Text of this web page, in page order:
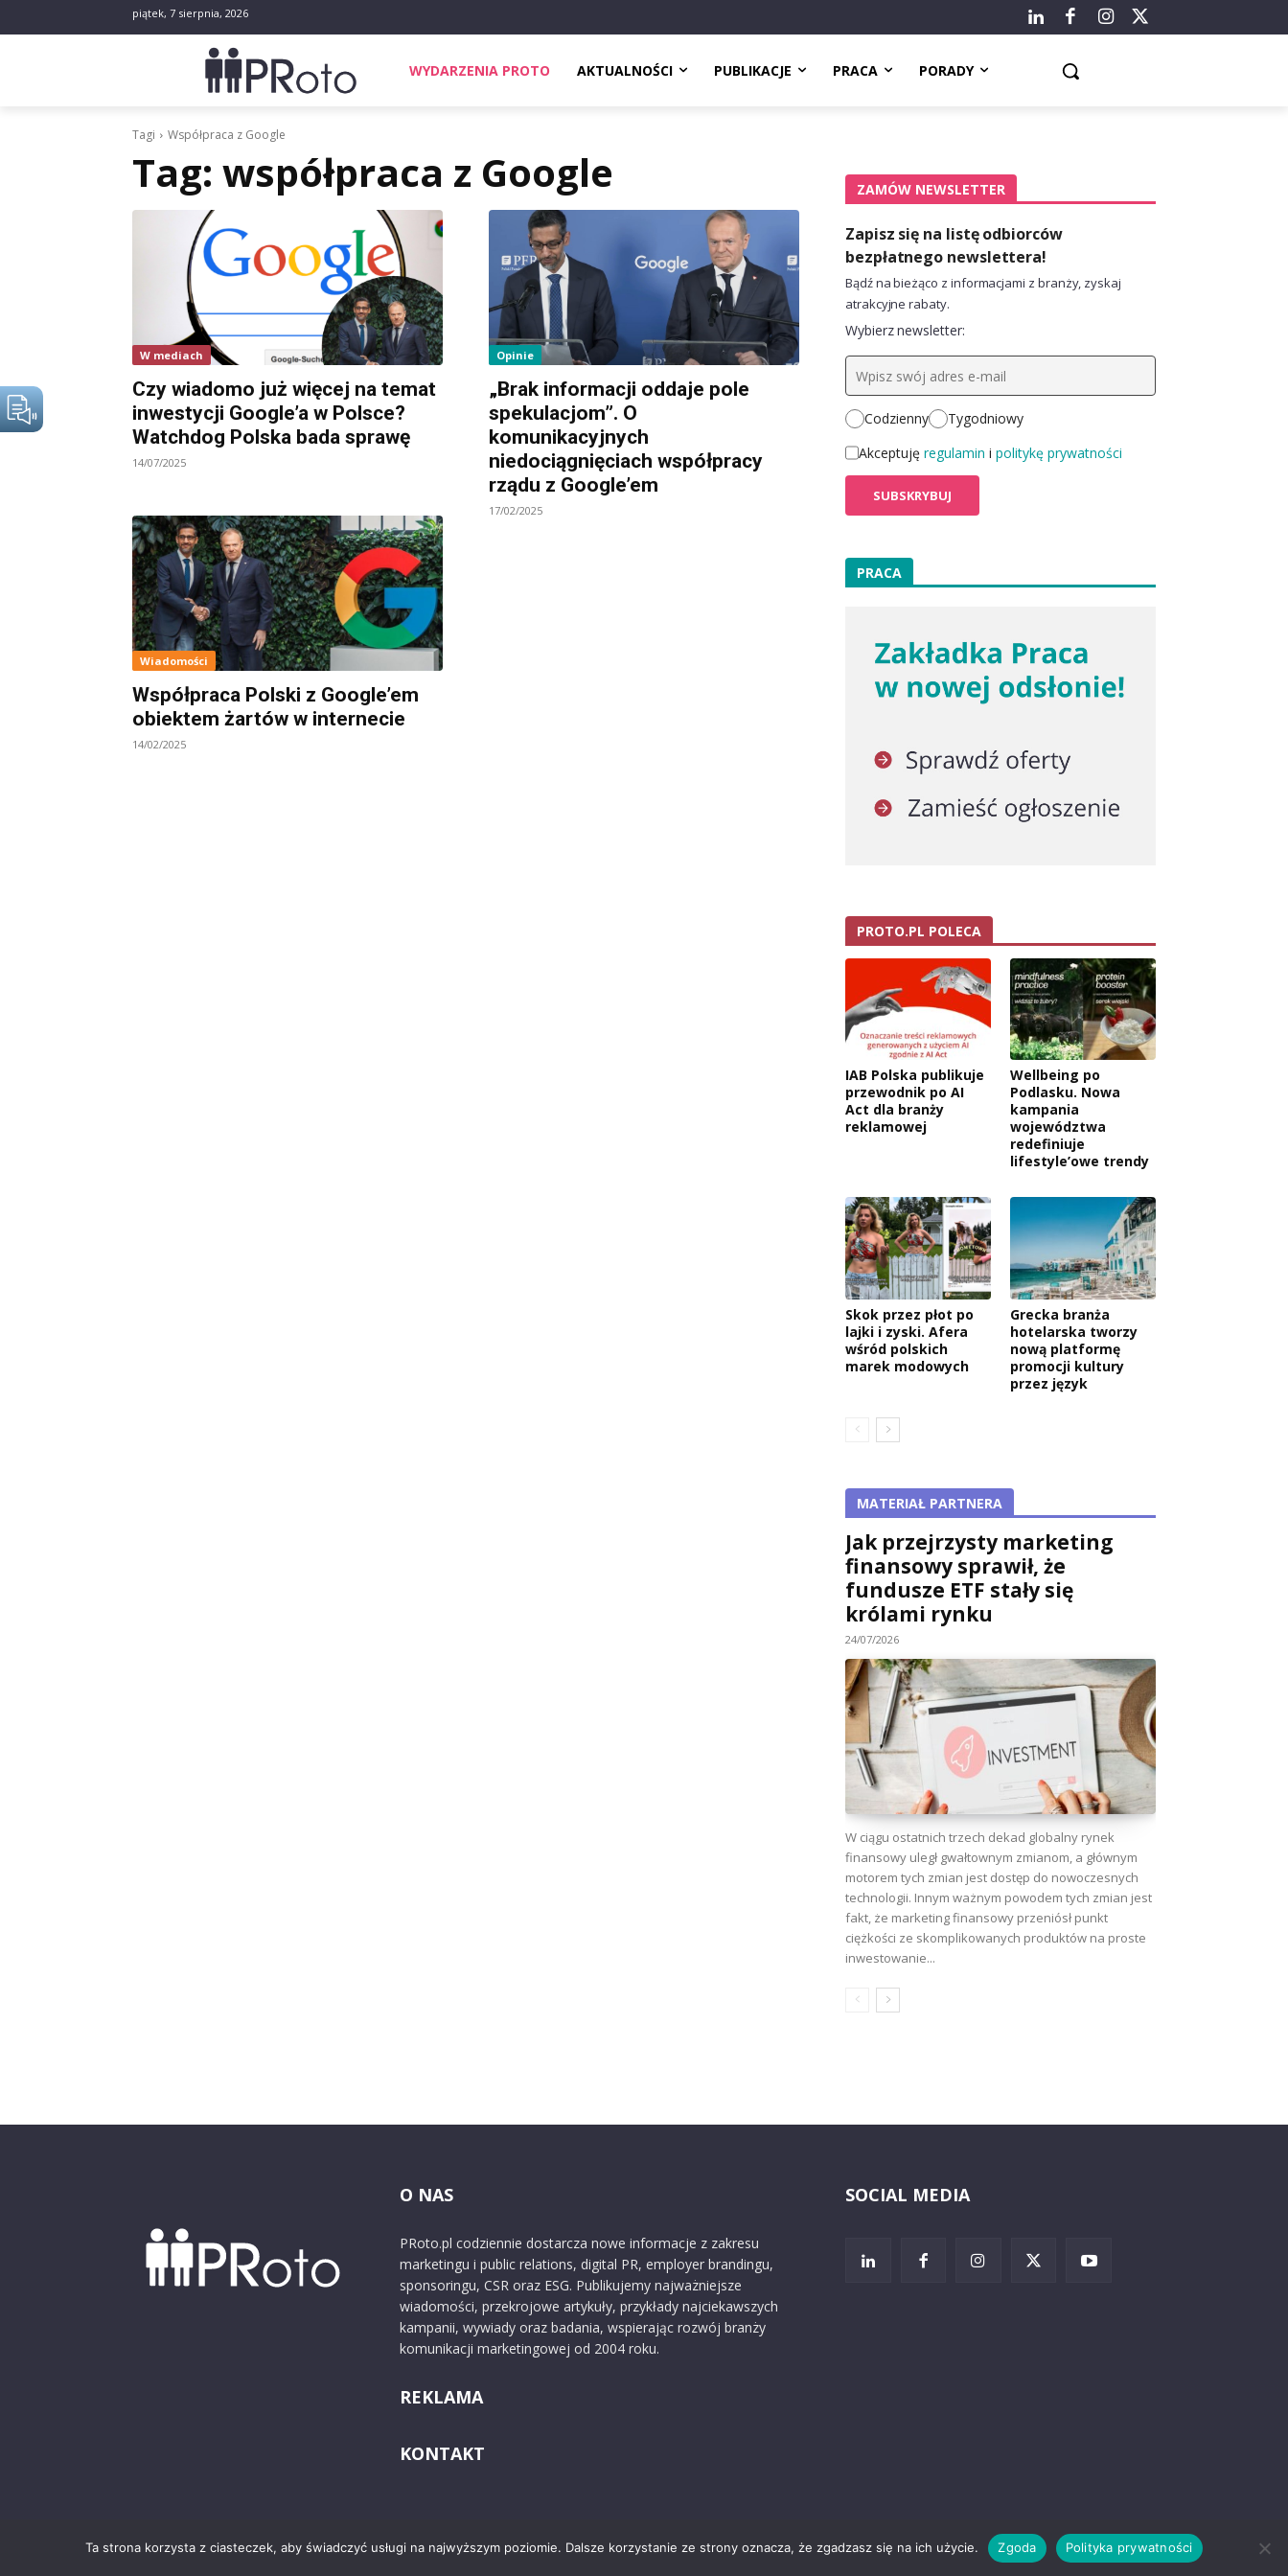
piątek, 7 sierpnia, 2026
WYDARZENIA PROTO AKTUALNOŚCI PUBLIKACJE PRACA PORADY
Tagi Współpraca z Google
Tag: współpraca z Google
W mediach
Czy wiadomo już więcej na temat
inwestycji Google’a w Polsce?
Watchdog Polska bada sprawę
14/07/2025
Opinie
„Brak informacji oddaje pole
spekulacjom”. O
komunikacyjnych
niedociągnięciach współpracy
rządu z Google’em
17/02/2025
Wiadomości
Współpraca Polski z Google’em
obiektem żartów w internecie
14/02/2025
ZAMÓW NEWSLETTER
Zapisz się na listę odbiorców
bezpłatnego newslettera!
Bądź na bieżąco z informacjami z branży, zyskaj
atrakcyjne rabaty.
Wybierz newsletter:
Codzienny
Tygodniowy
Akceptuję regulamin i politykę prywatności
PRACA
PROTO.PL POLECA
IAB Polska publikuje
przewodnik po AI
Act dla branży
reklamowej
Wellbeing po
Podlasku. Nowa
kampania
województwa
redefiniuje
lifestyle’owe trendy
Skok przez płot po
lajki i zyski. Afera
wśród polskich
marek modowych
Grecka branża
hotelarska tworzy
nową platformę
promocji kultury
przez język
MATERIAŁ PARTNERA
Jak przejrzysty marketing
finansowy sprawił, że
fundusze ETF stały się
królami rynku
24/07/2026
W ciągu ostatnich trzech dekad globalny rynek
finansowy uległ gwałtownym zmianom, a głównym
motorem tych zmian jest dostęp do nowoczesnych
technologii. Innym ważnym powodem tych zmian jest
fakt, że marketing finansowy przeniósł punkt
ciężkości ze skomplikowanych produktów na proste
inwestowanie...
O NAS
PRoto.pl codziennie dostarcza nowe informacje z zakresu
marketingu i public relations, digital PR, employer brandingu,
sponsoringu, CSR oraz ESG. Publikujemy najważniejsze
wiadomości, przekrojowe artykuły, przykłady najciekawszych
kampanii, wywiady oraz badania, wspierając rozwój branży
komunikacji marketingowej od 2004 roku.
REKLAMA
KONTAKT
SOCIAL MEDIA
© 2024 PRoto.pl O nas Reklama Zastrzeżenia prawne
Ta strona korzysta z ciasteczek, aby świadczyć usługi na najwyższym poziomie. Dalsze korzystanie ze strony oznacza, że zgadzasz się na ich użycie. Zgoda Polityka prywatności